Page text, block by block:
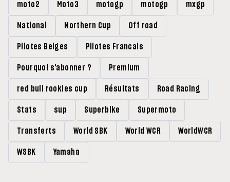
moto2 Moto3 motogp motogp mxgp
National Northern Cup Off road
Pilotes Belges Pilotes Francais
Pourquoi s'abonner ? Premium
red bull rookies cup Résultats Road Racing
Stats sup Superbike Supermoto
Transferts World SBK World WCR WorldWCR
WSBK Yamaha